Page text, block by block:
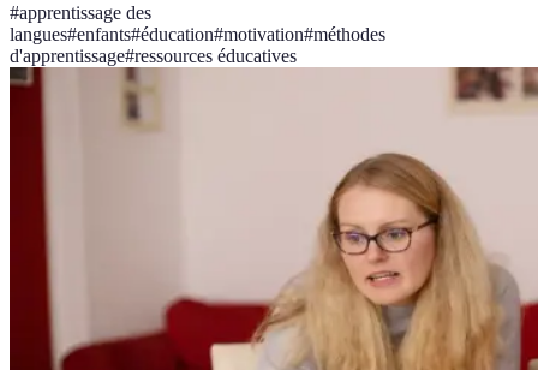
#apprentissage des
langues#enfants#éducation#motivation#méthodes
d'apprentissage#ressources éducatives